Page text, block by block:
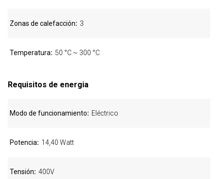
Zonas de calefacción 3
Temperatura 50 °C ~ 300 °C
Requisitos de energia
Modo de funcionamiento Eléctrico
Potencia 14,40 Watt
Tensión 400V